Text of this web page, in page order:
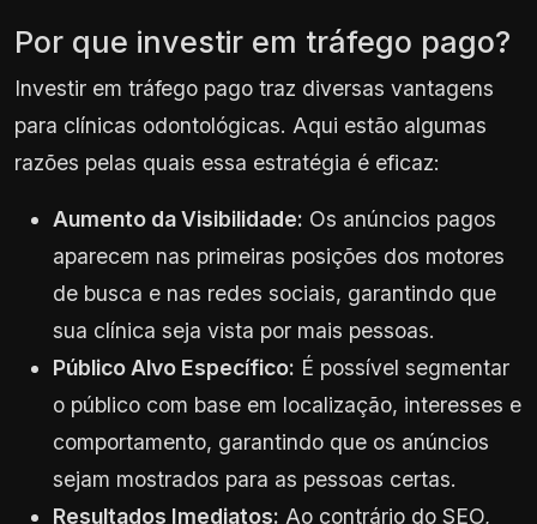
Por que investir em tráfego pago?
Investir em tráfego pago traz diversas vantagens
para clínicas odontológicas. Aqui estão algumas
razões pelas quais essa estratégia é eficaz:
Aumento da Visibilidade: Os anúncios pagos
aparecem nas primeiras posições dos motores
de busca e nas redes sociais, garantindo que
sua clínica seja vista por mais pessoas.
Público Alvo Específico: É possível segmentar
o público com base em localização, interesses e
comportamento, garantindo que os anúncios
sejam mostrados para as pessoas certas.
Resultados Imediatos: Ao contrário do SEO,